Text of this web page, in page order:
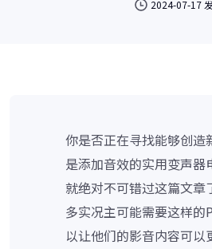
2024-07-17
你是否正在寻找能够创造
是添加音效的实用变声器
就绝对不可错过这篇文章
多实况主可能需要这样的
以让他们的影音内容可以